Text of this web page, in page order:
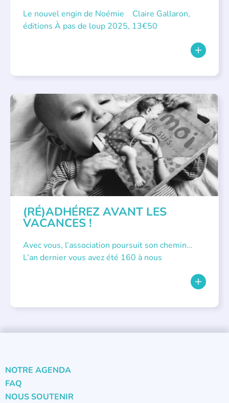
Le nouvel engin de Noémie Claire Gallaron,
éditions À pas de loup 2025, 13€50
APPEL À SOUTIEN
(RÉ)ADHÉREZ AVANT LES
VACANCES !
Avec vous, l’association poursuit son chemin…
L’an dernier vous avez été 160 à nous
NOTRE AGENDA
FAQ
NOUS SOUTENIR